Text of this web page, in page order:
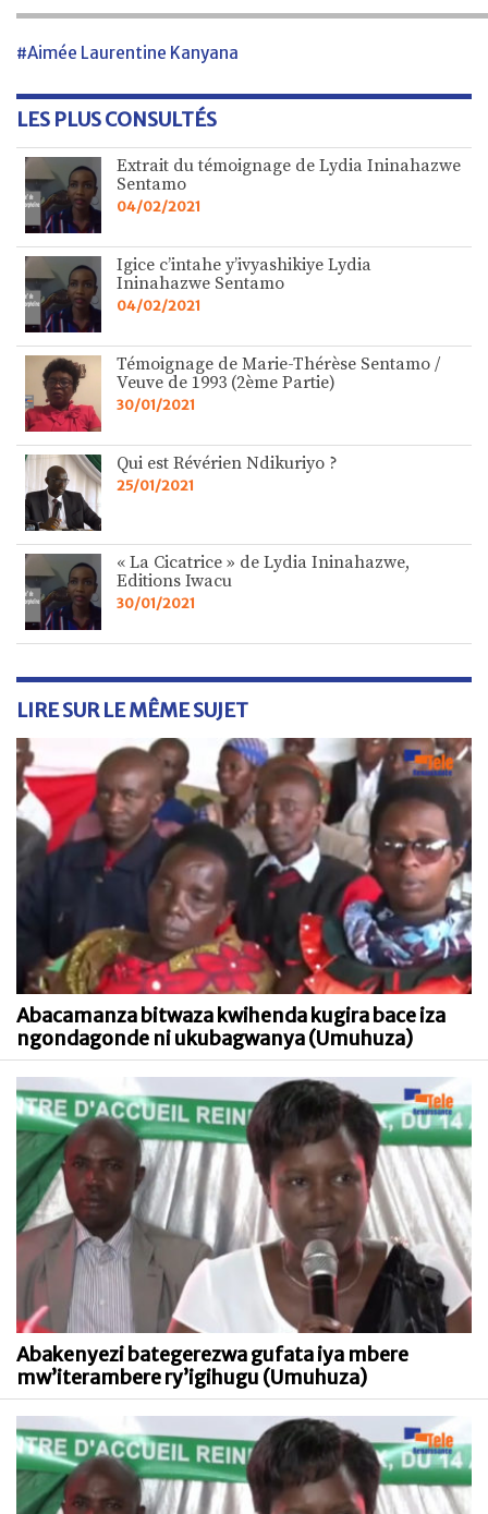
#Aimée Laurentine Kanyana
LES PLUS CONSULTÉS
Extrait du témoignage de Lydia Ininahazwe
Sentamo
04/02/2021
Igice c’intahe y’ivyashikiye Lydia
Ininahazwe Sentamo
04/02/2021
Témoignage de Marie-Thérèse Sentamo /
Veuve de 1993 (2ème Partie)
30/01/2021
Qui est Révérien Ndikuriyo ?
25/01/2021
« La Cicatrice » de Lydia Ininahazwe,
Editions Iwacu
30/01/2021
LIRE SUR LE MÊME SUJET
Abacamanza bitwaza kwihenda kugira bace iza
ngondagonde ni ukubagwanya (Umuhuza)
Abakenyezi bategerezwa gufata iya mbere
mw’iterambere ry’igihugu (Umuhuza)